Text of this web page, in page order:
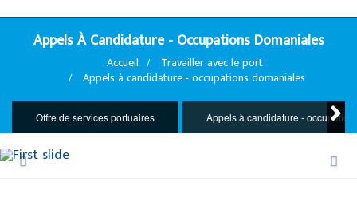
Appels À Candidature - Occupations Domaniales
Accueil
Travailler avec le port
Appels à candidature - occupations domaniales
Offre de services portuaires Appels à candidature -